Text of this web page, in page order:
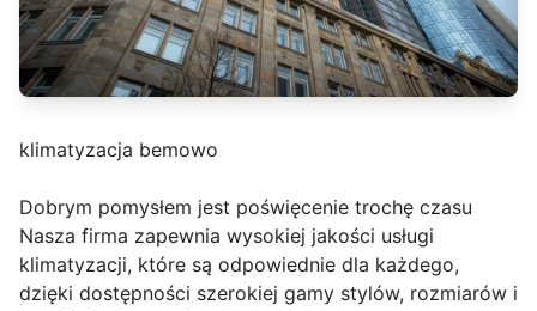
klimatyzacja bemowo
Dobrym pomysłem jest poświęcenie trochę czasu
Nasza firma zapewnia wysokiej jakości usługi
klimatyzacji, które są odpowiednie dla każdego,
dzięki dostępności szerokiej gamy stylów, rozmiarów i